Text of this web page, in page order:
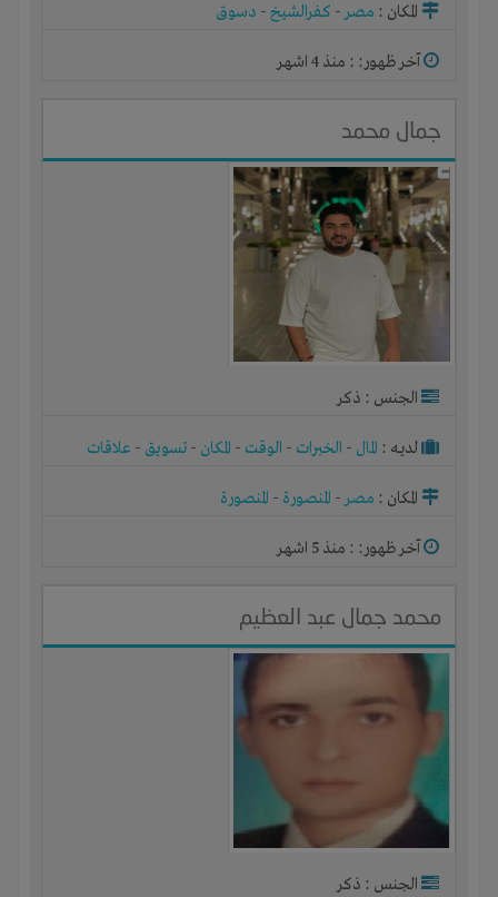
المكان : مصر- كفرالشيخ- دسوق
آخر ظهور: : منذ 4 اشهر
جمال محمد
الجنس : ذكر
لديـه : المال - الخبرات - الوقت - المكان - تسويق - علاقات
المكان : مصر- المنصورة - المنصورة
آخر ظهور: : منذ 5 اشهر
محمد جمال عبد العظيم
الجنس : ذكر